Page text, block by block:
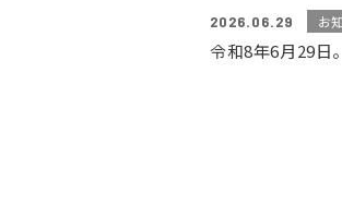
2026.06.29 お
令和8年6月29日